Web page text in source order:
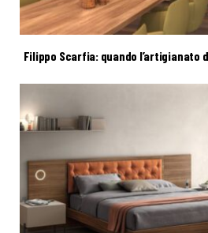
Filippo Scarfia: quando l’artigianato